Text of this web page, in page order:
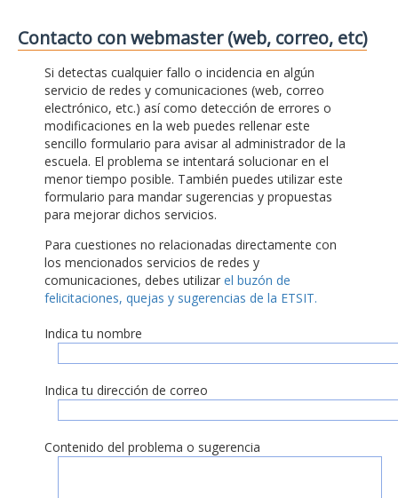
Contacto con webmaster (web, correo, etc)
Si detectas cualquier fallo o incidencia en algún
servicio de redes y comunicaciones (web, correo
electrónico, etc.) así como detección de errores o
modificaciones en la web puedes rellenar este
sencillo formulario para avisar al administrador de la
escuela. El problema se intentará solucionar en el
menor tiempo posible. También puedes utilizar este
formulario para mandar sugerencias y propuestas
para mejorar dichos servicios.
Para cuestiones no relacionadas directamente con
los mencionados servicios de redes y
comunicaciones, debes utilizar el buzón de
felicitaciones, quejas y sugerencias de la ETSIT.
Indica tu nombre
Indica tu dirección de correo
Contenido del problema o sugerencia